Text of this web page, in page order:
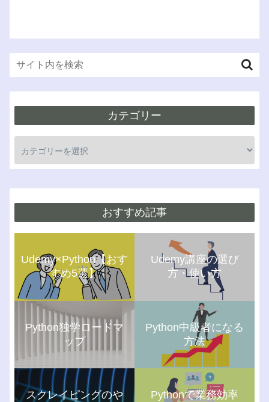
カテゴリー
おすすめ記事
Udemy×Python【おす
すめ5選】
Udemy講座の選び
方・使い方
Python独学ロードマ
ップ
Python中級者になる
方法
スクレイピングのや
Pythonで業務効率